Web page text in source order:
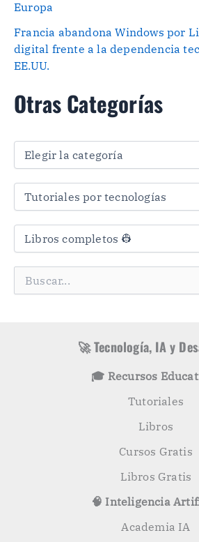
Europa
Francia abandona Windows por
digital frente a la dependencia
EE.UU.
Otras Categorías
O
a
a
🚀 Tecnología, IA y
🎓 Recursos
Tutoriales
Libros
Cursos Gratis
Libros Gratis
🧠 Inteligencia
Academia IA